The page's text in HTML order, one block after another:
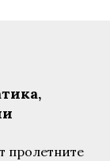
пролетните